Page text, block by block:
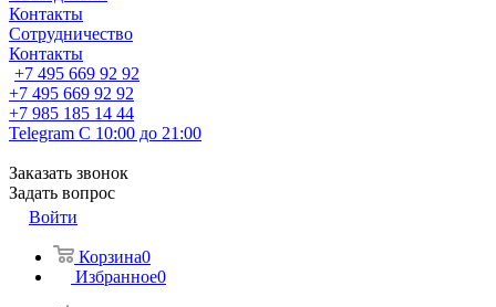
Контакты
Сотрудничество
Контакты
+7 495 669 92 92
+7 495 669 92 92
+7 985 185 14 44
Telegram С 10:00 до 21:00
Заказать звонок
Задать вопрос
Войти
Корзина0
Избранное0